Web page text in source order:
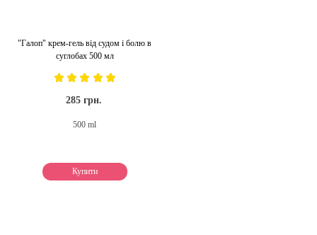
"Галоп" крем-гель від судом і болю в
суглобах 500 мл
285 грн.
500 ml
Купити